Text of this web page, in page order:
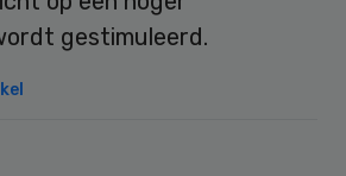
gestimuleerd.